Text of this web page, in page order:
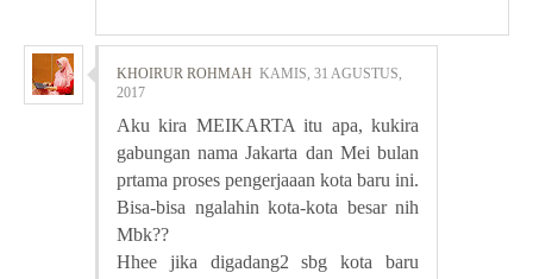
KHOIRUR ROHMAH KAMIS, 31 AGUSTUS,
2017
Aku kira MEIKARTA itu apa, kukira
gabungan nama Jakarta dan Mei bulan
prtama proses pengerjaaan kota baru ini.
Bisa-bisa ngalahin kota-kota besar nih
Mbk??
Hhee jika digadang2 sbg kota baru